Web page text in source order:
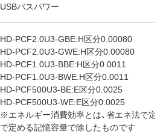
USBバスパワー
HD-PCF2.0U3-GBE:H区分0.00080
HD-PCF2.0U3-GWE:H区分0.00080
HD-PCF1.0U3-BBE:H区分0.0011
HD-PCF1.0U3-BWE:H区分0.0011
HD-PCF500U3-BE:E区分0.0025
HD-PCF500U3-WE:E区分0.0025
※エネルギー消費効率とは、省エネ法で定
で定める記憶容量で除したものです